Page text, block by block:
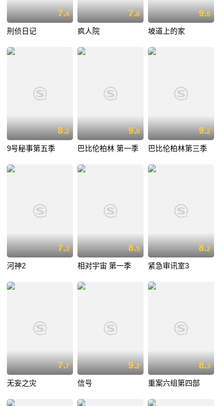
7.4
刑侦日记
7.6
疯人院
9.0
坡道上的家
8.2
9号秘事第五季
9.0
巴比伦柏林 第一季
9.2
巴比伦柏林第三季
7.3
河神2
8.5
相对宇宙 第一季
8.2
紧急审讯室3
7.7
无妄之灾
9.2
信号
8.3
重案六组第四部